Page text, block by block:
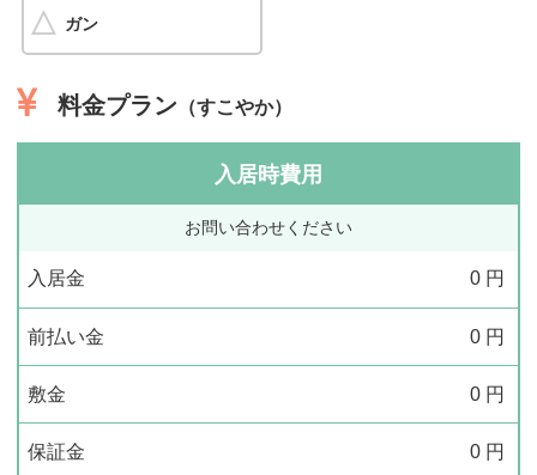
ガン
料金プラン （すこやか）
入居時費用
お問い合わせください
入居金 0 円
前払い金 0 円
敷金 0 円
保証金 0 円